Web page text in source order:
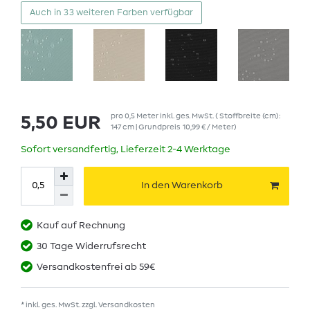
Auch in 33 weiteren Farben verfügbar
5,50 EUR pro0,5 Meterinkl. ges. MwSt. ( Stoffbreite (cm):
147 cm | Grundpreis 10,99 € / Meter)
Sofort versandfertig, Lieferzeit 2-4 Werktage
In den Warenkorb
Kauf auf Rechnung
30 Tage Widerrufsrecht
Versandkostenfrei ab 59€
* inkl. ges. MwSt. zzgl. Versandkosten